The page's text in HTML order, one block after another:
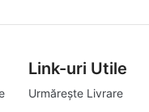
Link-uri Utile
Urmărește Livrare